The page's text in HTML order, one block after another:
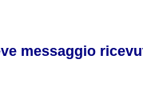
messaggio